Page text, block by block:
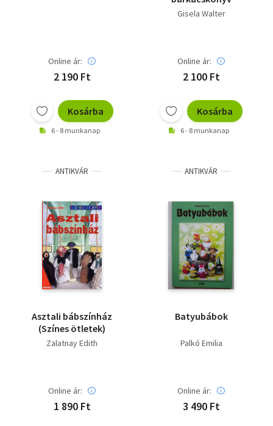
Online ár:
2 190 Ft
Kosárba
6 - 8 munkanap
Gisela Walter
Online ár:
2 100 Ft
Kosárba
6 - 8 munkanap
ANTIKVÁR
Asztali bábszínház
(Színes ötletek)
Zalatnay Edith
Online ár:
1 890 Ft
ANTIKVÁR
Batyubábok
Palkó Emilia
Online ár:
3 490 Ft